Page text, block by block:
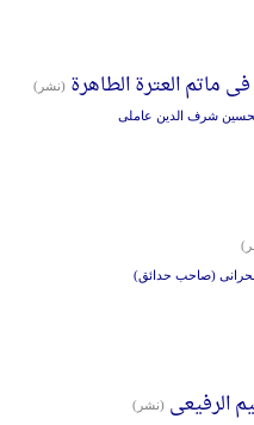
ماتم العترة الطاهرة (نشر)
شرف الدین عاملی
(صاحب حدائق)
الرفیعی (نشر)